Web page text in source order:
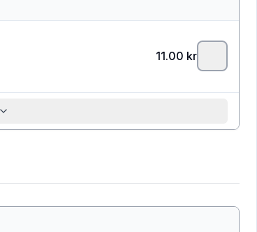
11.00 kr